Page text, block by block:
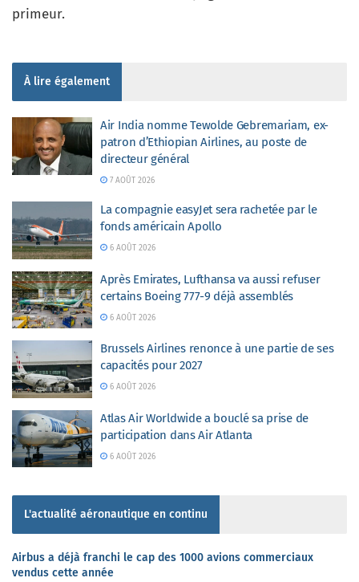
primeur.
À lire également
Air India nomme Tewolde Gebremariam, ex-
patron d’Ethiopian Airlines, au poste de
directeur général
7 AOÛT 2026
La compagnie easyJet sera rachetée par le
fonds américain Apollo
6 AOÛT 2026
Après Emirates, Lufthansa va aussi refuser
certains Boeing 777-9 déjà assemblés
6 AOÛT 2026
Brussels Airlines renonce à une partie de ses
capacités pour 2027
6 AOÛT 2026
Atlas Air Worldwide a bouclé sa prise de
participation dans Air Atlanta
6 AOÛT 2026
L'actualité aéronautique en continu
Airbus a déjà franchi le cap des 1000 avions commerciaux
vendus cette année